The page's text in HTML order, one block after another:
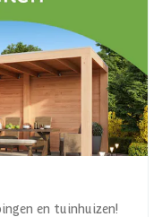
en tuinhuizen!